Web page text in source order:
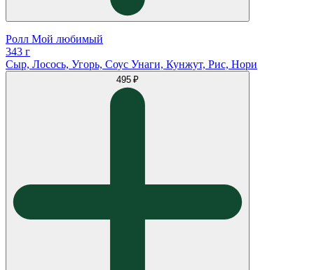
Ролл Мой любимый
343 г
Сыр, Лосось, Угорь, Соус Унаги, Кунжут, Рис, Нори
495 ₽